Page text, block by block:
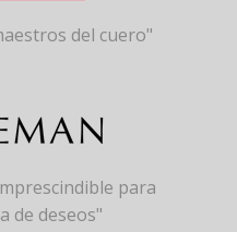
del cuero"
para
de deseos"